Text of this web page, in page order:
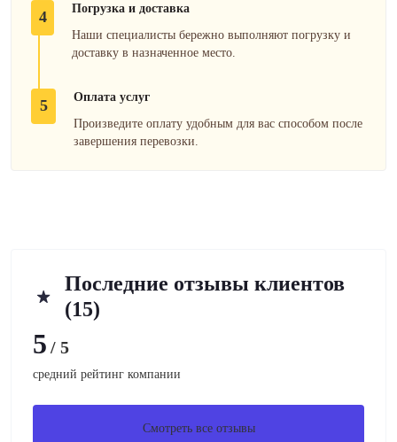
4
Погрузка и доставка
Наши специалисты бережно выполняют погрузку и
доставку в назначенное место.
5
Оплата услуг
Произведите оплату удобным для вас способом после
завершения перевозки.
Последние отзывы клиентов
(15)
5 / 5
средний рейтинг компании
Смотреть все отзывы